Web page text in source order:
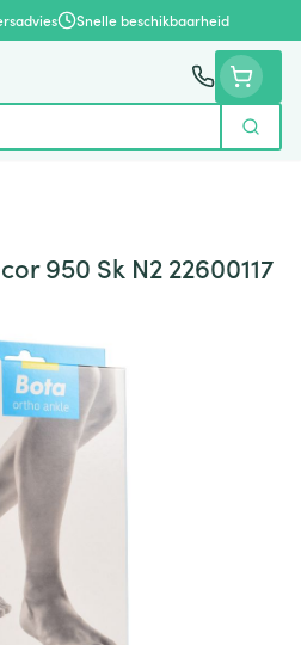
Snelle beschikbaarheid
Zoek
950 Sk N2 22600117